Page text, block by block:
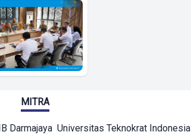
MITRA
IIB Darmajaya Universitas Teknokrat Indonesia